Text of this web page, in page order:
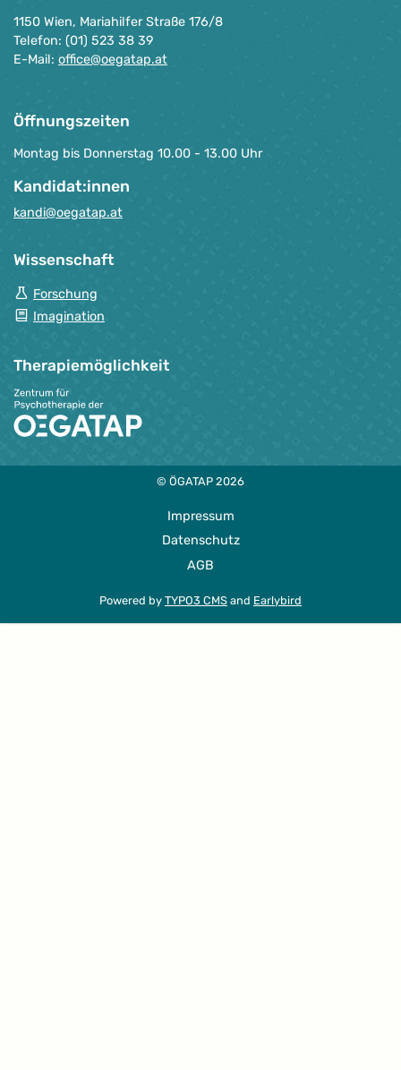
1150 Wien, Mariahilfer Straße 176/8
Telefon: (01) 523 38 39
E-Mail: office@oegatap.at
Öffnungszeiten
Montag bis Donnerstag 10.00 - 13.00 Uhr
Kandidat:innen
kandi@oegatap.at
Wissenschaft
Forschung
Imagination
Therapie­möglichkeit
© ÖGATAP 2026
Impressum
Datenschutz
AGB
Powered by TYPO3 CMS and Earlybird